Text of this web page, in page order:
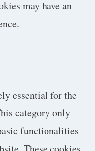
may have an
essential for the
category only
functionalities